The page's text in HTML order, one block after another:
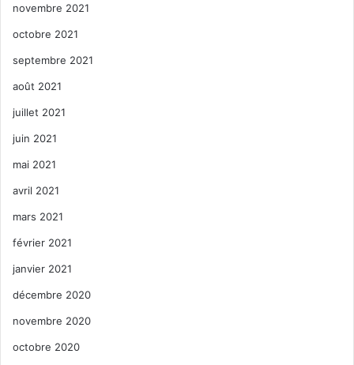
novembre 2021
octobre 2021
septembre 2021
août 2021
juillet 2021
juin 2021
mai 2021
avril 2021
mars 2021
février 2021
janvier 2021
décembre 2020
novembre 2020
octobre 2020